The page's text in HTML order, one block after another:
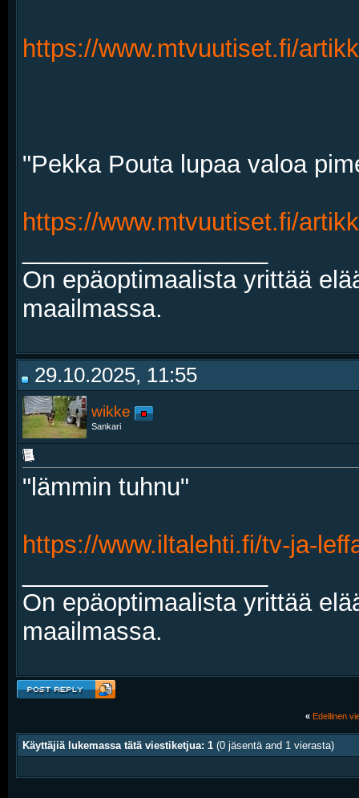
https://www.mtvuutiset.fi/
"Pekka Pouta lupaa valoa
https://www.mtvuutiset.fi/
On epäoptimaalista yrittää
maailmassa.
29.10.2025, 11:55
wikke
Sankari
"lämmin tuhnu"
https://www.iltalehti.fi/tv-ja-
On epäoptimaalista yrittää
maailmassa.
« Edellinen
Käyttäjiä lukemassa tätä viestiketjua: 1 (0 jäsentä and 1 vierasta)